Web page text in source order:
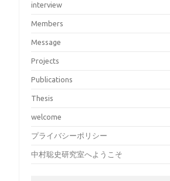
interview
Members
Message
Projects
Publications
Thesis
welcome
プライバシーポリシー
中村聡史研究室へようこそ